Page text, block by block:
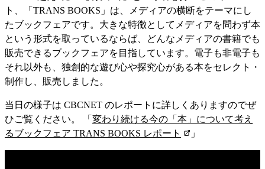
ト、「TRANS BOOKS」は、メディアの横断をテーマにし
たブックフェアです。大きな特徴としてメディアを問わず本
という形式を取っているならば、どんなメディアの書籍でも
販売できるブックフェアを目指しています。電子も非電子も
それ以外も、独創的な遊び心や探究心がある本をセレクト・
制作し、販売しました。
当日の様子は CBCNET のレポートに詳しくありますのでぜ
ひご覧ください。 「 変わり続ける今の「本」について考え
るブックフェア TRANS BOOKS レポート
」